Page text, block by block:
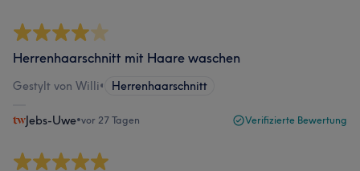
Herrenhaarschnitt mit Haare waschen
Gestylt von Willi• Herrenhaarschnitt
Jebs-Uwe•vor 27 Tagen Verifizierte Bewertung